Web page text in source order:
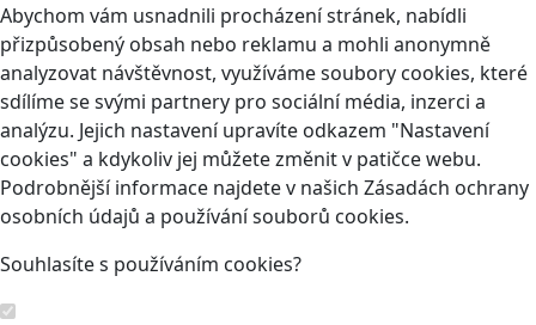
Abychom vám usnadnili procházení stránek, nabídli
přizpůsobený obsah nebo reklamu a mohli anonymně
analyzovat návštěvnost, využíváme soubory cookies, které
sdílíme se svými partnery pro sociální média, inzerci a
analýzu. Jejich nastavení upravíte odkazem "Nastavení
cookies" a kdykoliv jej můžete změnit v patičce webu.
Podrobnější informace najdete v našich Zásadách ochrany
osobních údajů a používání souborů cookies.
Souhlasíte s používáním cookies?